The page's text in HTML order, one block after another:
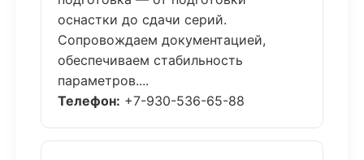
оснастки до сдачи серий.
Сопровождаем документацией,
обеспечиваем стабильность
параметров....
Телефон: +7-930-536-65-88